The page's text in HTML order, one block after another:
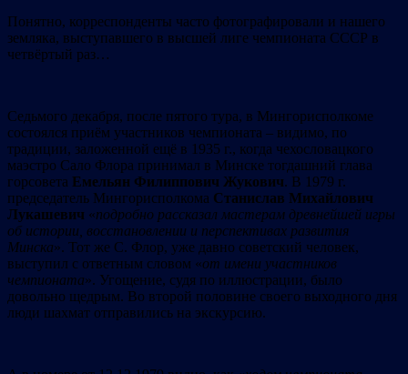
Понятно, корреспонденты часто фотографировали и нашего
земляка, выступавшего в высшей лиге чемпионата СССР в
четвёртый раз…
Седьмого декабря, после пятого тура, в Мингорисполкоме
состоялся приём участников чемпионата – видимо, по
традиции, заложенной ещё в 1935 г., когда чехословацкого
маэстро Сало Флора принимал в Минске тогдашний глава
горсовета Емельян Филиппович Жукович. В 1979 г.
председатель Мингорисполкома Станислав Михайлович
Лукашевич «подробно рассказал мастерам древнейшей игры
об истории, восстановлении и перспективах развития
Минска». Тот же С. Флор, уже давно советский человек,
выступил с ответным словом «от имени участников
чемпионата». Угощение, судя по иллюстрации, было
довольно щедрым. Во второй половине своего выходного дня
люди шахмат отправились на экскурсию.